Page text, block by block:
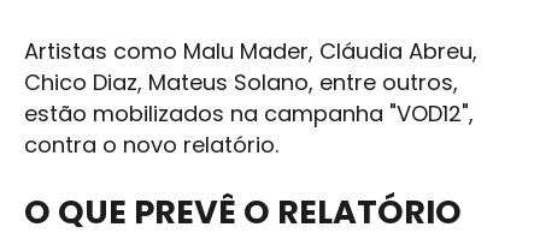
Artistas como Malu Mader, Cláudia Abreu,
Chico Diaz, Mateus Solano, entre outros,
estão mobilizados na campanha "VOD12",
contra o novo relatório.
O QUE PREVÊ O RELATÓRIO